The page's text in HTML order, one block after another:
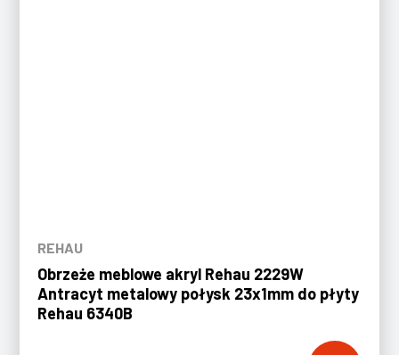
REHAU
Obrzeże meblowe akryl Rehau 2229W
Antracyt metalowy połysk 23x1mm do płyty
Rehau 6340B